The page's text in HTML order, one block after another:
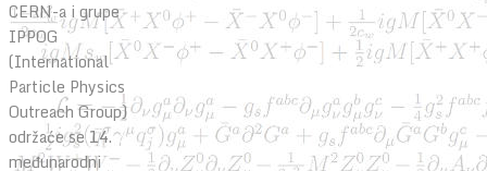
CERN-a i grupe
IPPOG
(International
Particle Physics
Outreach Group)
održaće se 14.
međunarodni